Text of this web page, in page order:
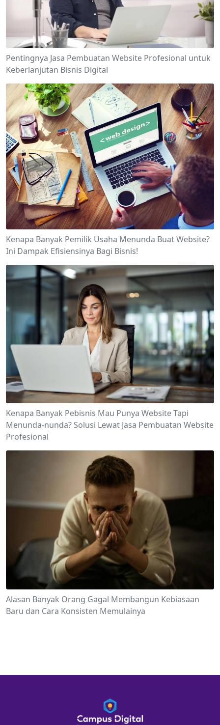
Pentingnya Jasa Pembuatan Website Profesional untuk
Keberlanjutan Bisnis Digital
Kenapa Banyak Pemilik Usaha Menunda Buat Website?
Ini Dampak Efisiensinya Bagi Bisnis!
Kenapa Banyak Pebisnis Mau Punya Website Tapi
Menunda-nunda? Solusi Lewat Jasa Pembuatan Website
Profesional
Alasan Banyak Orang Gagal Membangun Kebiasaan
Baru dan Cara Konsisten Memulainya